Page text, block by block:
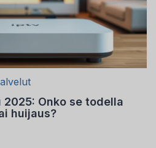
2025: Onko se todella
huijaus?
Greek
Croatian
Estonian